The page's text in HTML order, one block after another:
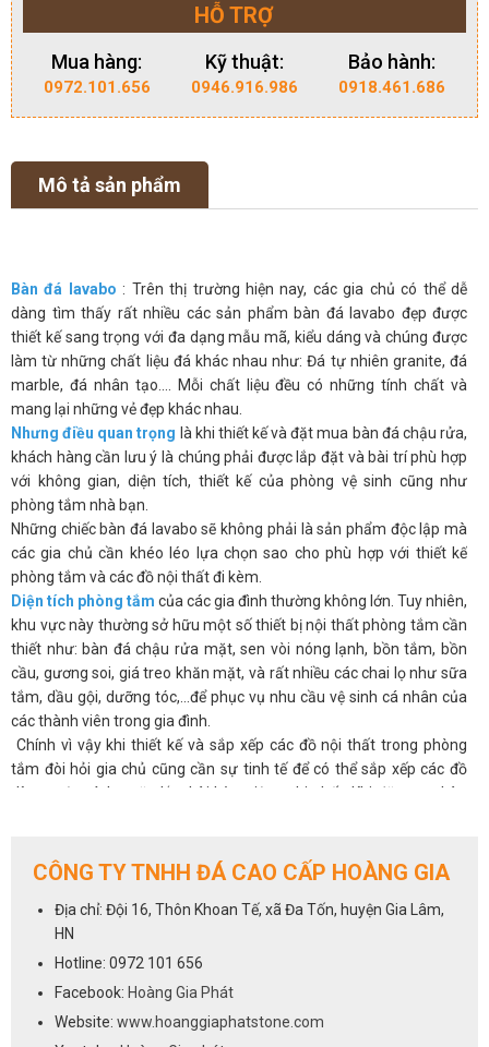
HỖ TRỢ
Mua hàng:
0972.101.656
Kỹ thuật:
0946.916.986
Bảo hành:
0918.461.686
Mô tả sản phẩm
Bàn đá lavabo : Trên thị trường hiện nay, các gia chủ có thể dễ
dàng tìm thấy rất nhiều các sản phẩm bàn đá lavabo đẹp được
thiết kế sang trọng với đa dạng mẫu mã, kiểu dáng và chúng được
làm từ những chất liệu đá khác nhau như: Đá tự nhiên granite, đá
marble, đá nhân tạo.... Mỗi chất liệu đều có những tính chất và
mang lại những vẻ đẹp khác nhau.
Nhưng điều quan trọng là khi thiết kế và đặt mua bàn đá chậu rửa,
khách hàng cần lưu ý là chúng phải được lắp đặt và bài trí phù hợp
với không gian, diện tích, thiết kế của phòng vệ sinh cũng như
phòng tắm nhà bạn.
Những chiếc bàn đá lavabo sẽ không phải là sản phẩm độc lập mà
các gia chủ cần khéo léo lựa chọn sao cho phù hợp với thiết kế
phòng tắm và các đồ nội thất đi kèm.
Diện tích phòng tắm của các gia đình thường không lớn. Tuy nhiên,
khu vực này thường sở hữu một số thiết bị nội thất phòng tắm cần
thiết như: bàn đá chậu rửa mặt, sen vòi nóng lạnh, bồn tắm, bồn
cầu, gương soi, giá treo khăn mặt, và rất nhiều các chai lọ như sữa
tắm, dầu gội, dưỡng tóc,...để phục vụ nhu cầu vệ sinh cá nhân của
các thành viên trong gia đình.
Chính vì vậy khi thiết kế và sắp xếp các đồ nội thất trong phòng
tắm đòi hỏi gia chủ cũng cần sự tinh tế để có thể sắp xếp các đồ
dùng một cách ngăn lắp, hài hòa, tiện nghi nhất. Khi đặt mua bàn
bàn đá, kiểu dáng sao cho chúng phù hợp với không gian của bạn.
không thể thiếu trong thiết kế phòng tắm hiện đại. Chỉ với mức chi
phí từ 1.500.000đ - 4.000.000đ là bạn đã có thể sở hữu một bộ bàn
đá chậu rửa mặt cho gia đình mình. Chúng sẽ góp phần không nhỏ
để mang tới sự tiện nghi và đẳng cấp cho phòng tắm.
mã, kiểu dáng và màu sắc của bàn đá nhà vệ sinh,xin giới thiệu
CÔNG TY TNHH ĐÁ CAO CẤP HOÀNG GIA
Địa chỉ: Đội 16, Thôn Khoan Tế, xã Đa Tốn, huyện Gia Lâm,
HN
Hotline: 0972 101 656
Facebook: Hoàng Gia Phát
Website: www.hoanggiaphatstone.com